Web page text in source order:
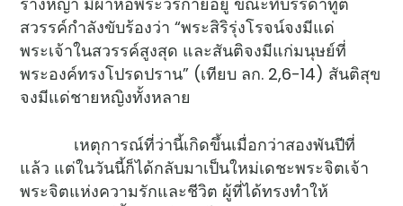
สวรรค์กำลังขับร้องว่า “พระสิริรุ่งโรจน์จงมีแด่
พระเจ้าในสวรรค์สูงสุด และสันติจงมีแก่มนุษย์ที่
พระองค์ทรงโปรดปราน” (เทียบ ลก. 2,6-14) สันติสุข
จงมีแด่ชายหญิงทั้งหลาย
เหตุการณ์ที่ว่านี้เกิดขึ้นเมื่อกว่าสองพันปีที่
แล้ว แต่ในวันนี้ก็ได้กลับมาเป็นใหม่เดชะพระจิตเจ้า
พระจิตแห่งความรักและชีวิต ผู้ที่ได้ทรงทำให้